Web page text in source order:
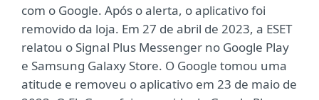
com o Google. Após o alerta, o aplicativo foi
removido da loja. Em 27 de abril de 2023, a ESET
relatou o Signal Plus Messenger no Google Play
e Samsung Galaxy Store. O Google tomou uma
atitude e removeu o aplicativo em 23 de maio de